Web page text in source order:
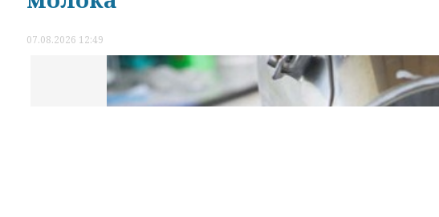
07.08.2026 12:49